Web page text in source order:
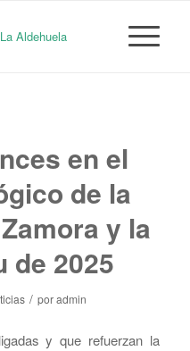
en el
de la
y la
de 2025
/ poradmin
y que refuerzan la